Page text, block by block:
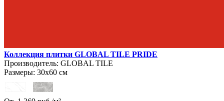
Коллекция плитки GLOBAL TILE PRIDE
Производитель: GLOBAL TILE
Размеры: 30х60 см